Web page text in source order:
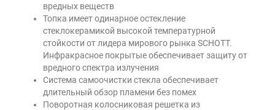
вредных веществ
Топка имеет одинарное остекление
стеклокерамикой высокой температурной
стойкости от лидера мирового рынка SCHOTT.
Инфракрасное покрытые обеспечивает защиту от
вредного спектра излучения
Система самоочистки стекла обеспечивает
длительный обзор пламени без помех
Поворотная колосниковая решетка из